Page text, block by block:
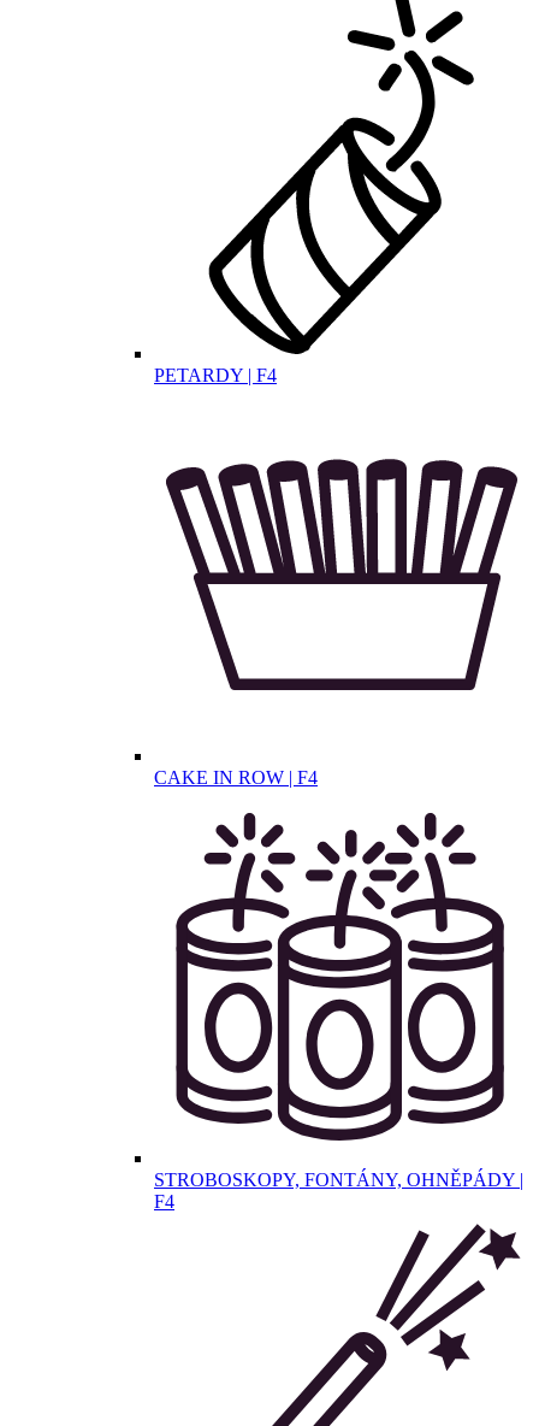
PETARDY | F4
CAKE IN ROW | F4
STROBOSKOPY, FONTÁNY, OHNĚPÁDY |
F4